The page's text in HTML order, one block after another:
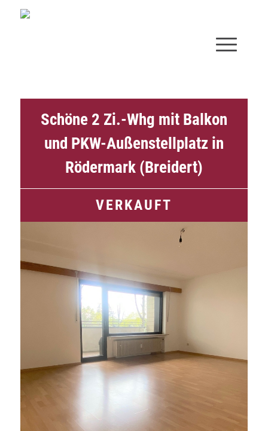
Schöne 2 Zi.-Whg mit Balkon
und PKW-Außenstellplatz in
Rödermark (Breidert)
VERKAUFT